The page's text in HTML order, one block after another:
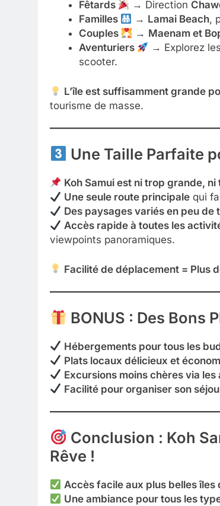
Fêtards → Direction
Familles
→ Lamai Beach,
Couples
→ Maenam et
Aventuriers
→ Explorez
scooter.
L’île est suffisamment grande
tourisme de masse.
Une Taille Parfaite
Koh Samui est ni trop grande,
Une seule route principale qui
Des paysages variés en peu de
Accès rapide à toutes les
viewpoints panoramiques.
Facilité de déplacement = Plus
BONUS : Des Bons
Hébergements pour tous les
Plats locaux délicieux et
Excursions moins chères via
Facilité pour organiser son
Conclusion : Koh
Rêve !
Accès facile aux plus belles îles
Une ambiance pour tous les